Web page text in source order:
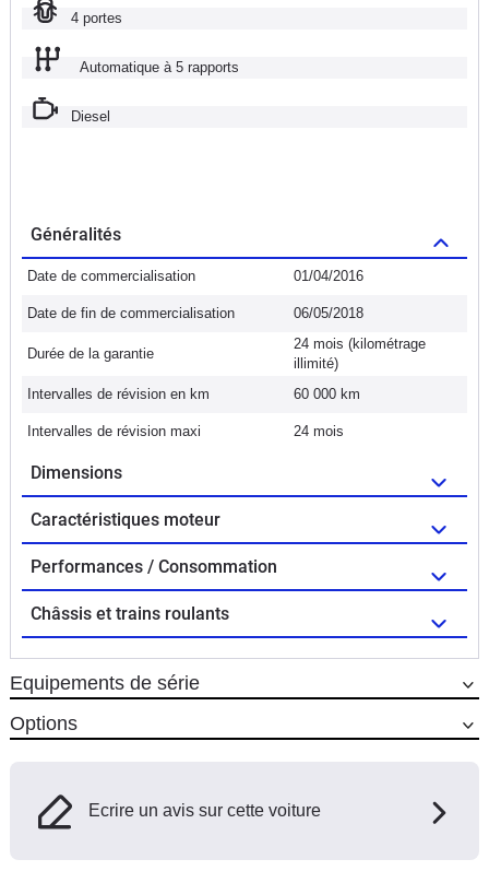
4 portes
Automatique à 5 rapports
Diesel
Généralités
Date de commercialisation 01/04/2016
Date de fin de commercialisation 06/05/2018
Durée de la garantie
24 mois (kilométrage
illimité)
Intervalles de révision en km
60 000 km
Intervalles de révision maxi 24 mois
Dimensions
Caractéristiques moteur
Performances / Consommation
Châssis et trains roulants
Equipements de série
Options
Ecrire un avis sur cette voiture